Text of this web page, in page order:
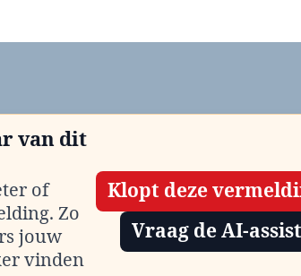
van dit
of
Zo
jouw
vinden
Klopt deze
Vraag de AI-